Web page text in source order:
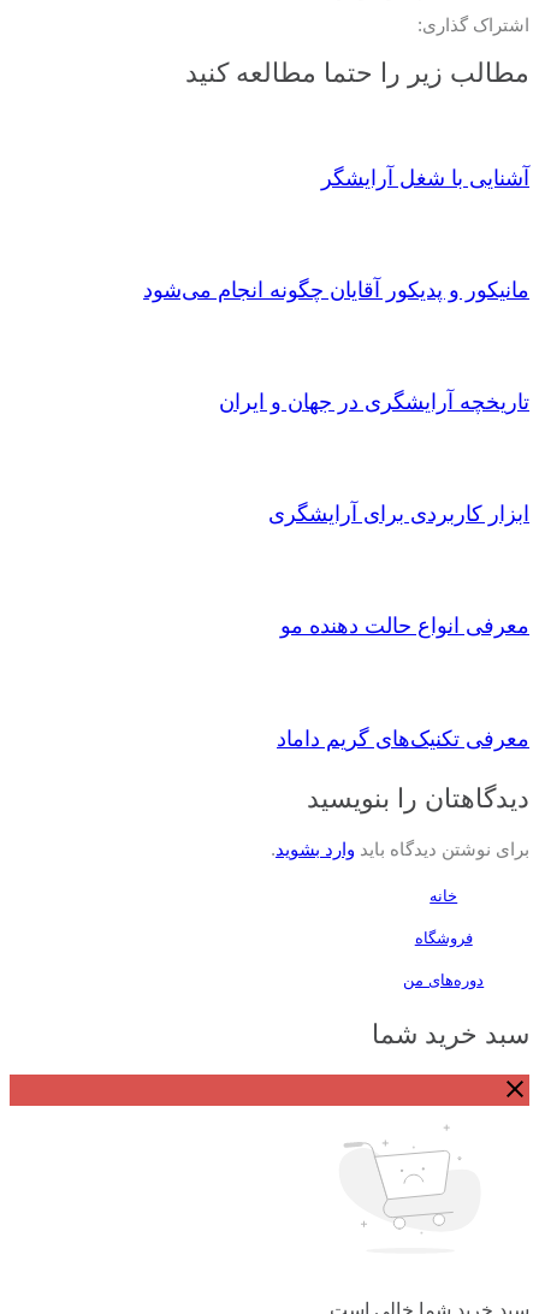
اشتراک گذاری:
مطالب زیر را حتما مطالعه کنید
آشنایی با شغل آرایشگر
مانیکور و پدیکور آقایان چگونه انجام می‌شود
تاریخچه آرایشگری در جهان و ایران
ابزار کاربردی برای آرایشگری
معرفی انواع حالت دهنده مو
معرفی تکنیک‌های گریم داماد
دیدگاهتان را بنویسید
برای نوشتن دیدگاه باید وارد بشوید.
خانه
فروشگاه
دوره‌های من
سبد خرید شما